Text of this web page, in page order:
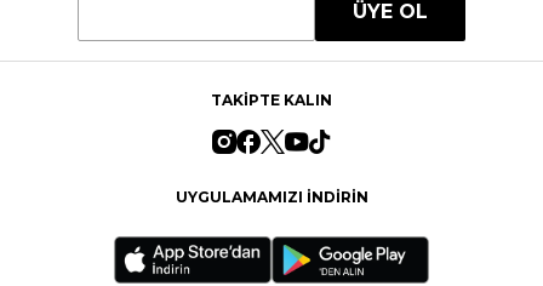
ÜYE OL
TAKİPTE KALIN
UYGULAMAMIZI İNDİRİN